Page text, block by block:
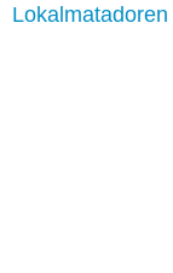
Lokalmatadoren